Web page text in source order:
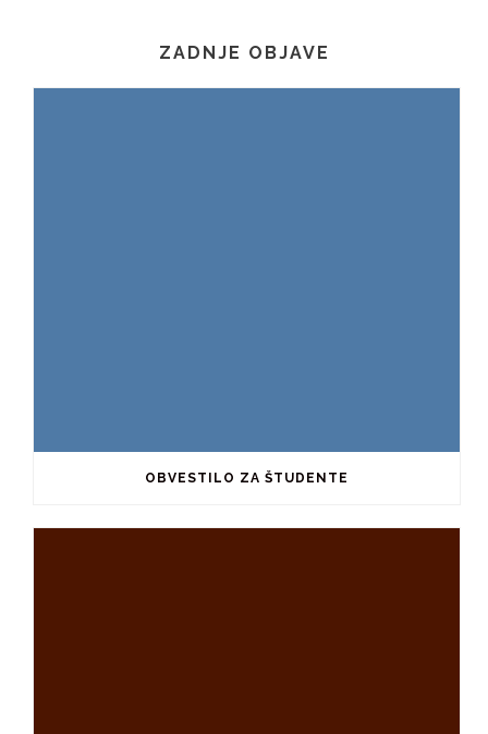
ZADNJE OBJAVE
OBVESTILO ZA ŠTUDENTE